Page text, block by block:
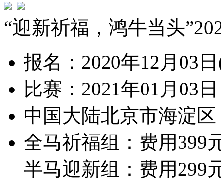
“迎新祈福，鸿牛当头
报名：2020年12月03
比赛：2021年01月03
中国大陆北京市海淀区
全马祈福组：费用399
半马迎新组：费用299